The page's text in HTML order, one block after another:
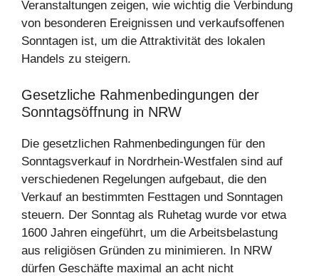
Veranstaltungen zeigen, wie wichtig die Verbindung
von besonderen Ereignissen und verkaufsoffenen
Sonntagen ist, um die Attraktivität des lokalen
Handels zu steigern.
Gesetzliche Rahmenbedingungen der
Sonntagsöffnung in NRW
Die gesetzlichen Rahmenbedingungen für den
Sonntagsverkauf in Nordrhein-Westfalen sind auf
verschiedenen Regelungen aufgebaut, die den
Verkauf an bestimmten Festtagen und Sonntagen
steuern. Der Sonntag als Ruhetag wurde vor etwa
1600 Jahren eingeführt, um die Arbeitsbelastung
aus religiösen Gründen zu minimieren. In NRW
dürfen Geschäfte maximal an acht nicht